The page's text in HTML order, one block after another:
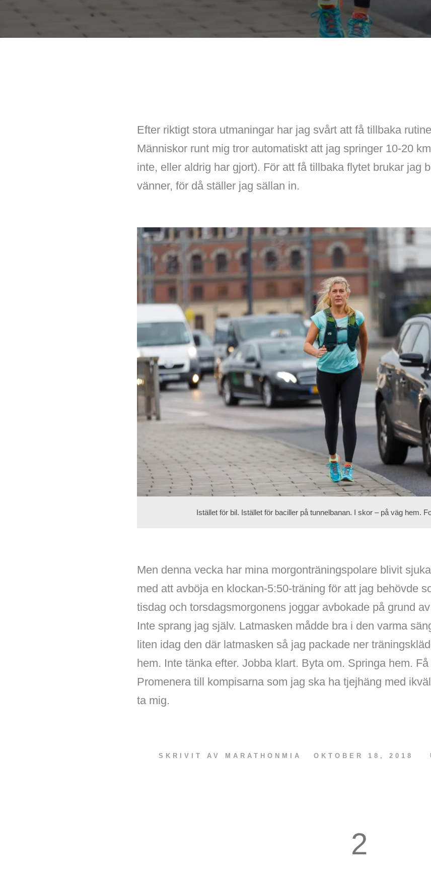
Efter riktigt stora utmaningar har jag svårt att få tillbaka
Människor runt mig tror automatiskt att jag springer 10-20
inte, eller aldrig har gjort). För att få tillbaka flytet brukar jag
vänner, för då ställer jag sällan in.
Istället för bil. Istället för baciller på tunnelbanan. I skor – på väg hem.
Men denna vecka har mina morgonträningspolare blivit
med att avböja en klockan-5:50-träning för att jag behövde
tisdag och torsdagsmorgonens joggar avbokade på grund
Inte sprang jag själv. Latmasken mådde bra i den varma
liten idag den där latmasken så jag packade ner
hem. Inte tänka efter. Jobba klart. Byta om. Springa hem.
Promenera till kompisarna som jag ska ha tjejhäng med
ta mig.
SKRIVIT AV MARATHONMIA OKTOBER 18, 2018
2